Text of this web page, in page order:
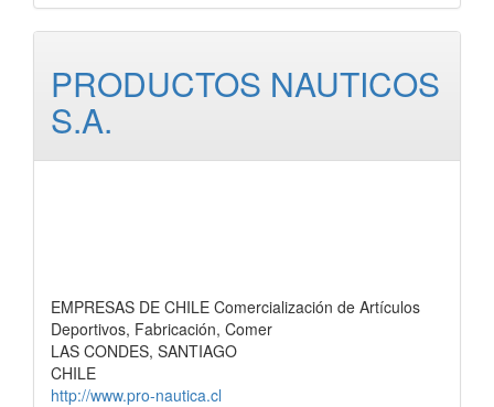
PRODUCTOS NAUTICOS
S.A.
EMPRESAS DE CHILE Comercialización de Artículos
Deportivos, Fabricación, Comer
LAS CONDES, SANTIAGO
CHILE
http://www.pro-nautica.cl